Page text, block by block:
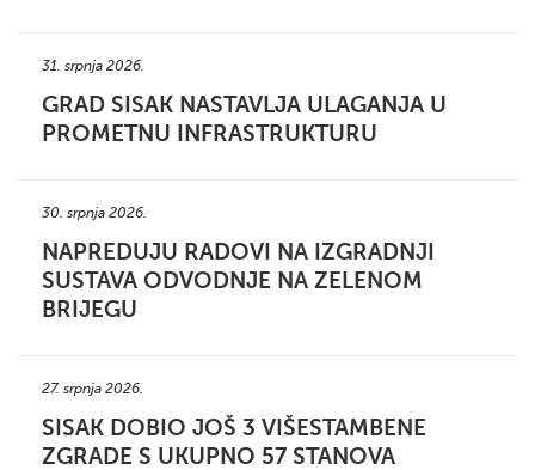
31. srpnja 2026.
GRAD SISAK NASTAVLJA ULAGANJA U
PROMETNU INFRASTRUKTURU
30. srpnja 2026.
NAPREDUJU RADOVI NA IZGRADNJI
SUSTAVA ODVODNJE NA ZELENOM
BRIJEGU
27. srpnja 2026.
SISAK DOBIO JOŠ 3 VIŠESTAMBENE
ZGRADE S UKUPNO 57 STANOVA